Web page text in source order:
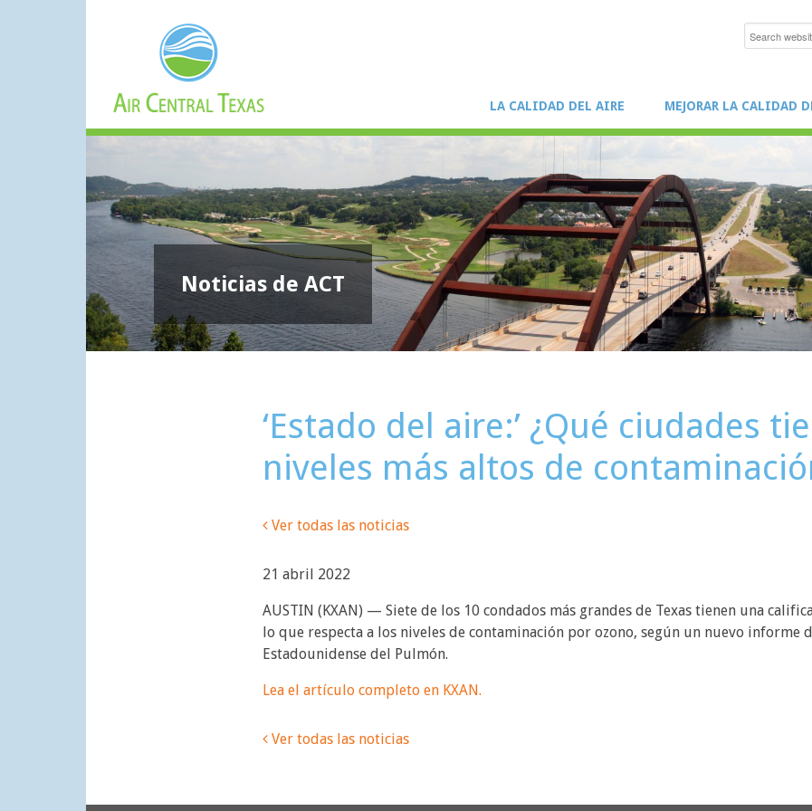
LA CALIDAD DEL AIRE MEJORAR LA CALIDAD
Noticias de ACT
‘Estado del aire:’ ¿Qué ciudades
niveles más altos de
Ver todas las noticias
21 abril 2022
AUSTIN (KXAN) — Siete de los 10 condados más grandes de Texas tienen una
lo que respecta a los niveles de contaminación por ozono, según un nuevo informe
Estadounidense del Pulmón.
Lea el artículo completo en KXAN.
Ver todas las noticias